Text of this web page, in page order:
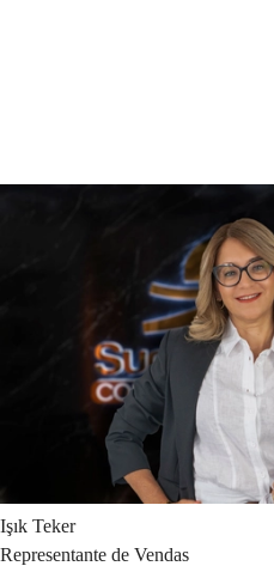
Işık Teker
Representante de Vendas